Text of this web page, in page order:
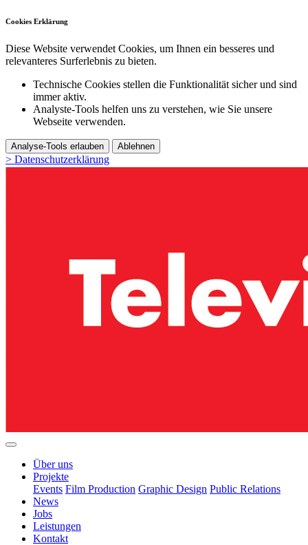
Cookies Erklärung
Diese Website verwendet Cookies, um Ihnen ein besseres und
relevanteres Surferlebnis zu bieten.
Technische Cookies stellen die Funktionalität sicher und sind
immer aktiv.
Analyste-Tools helfen uns zu verstehen, wie Sie unsere
Webseite verwenden.
Analyse-Tools erlauben Ablehnen
> Datenschutzerklärung
Über uns
Projekte
Events Film Production Graphic Design Public Relations
News
Jobs
Leistungen
Kontakt